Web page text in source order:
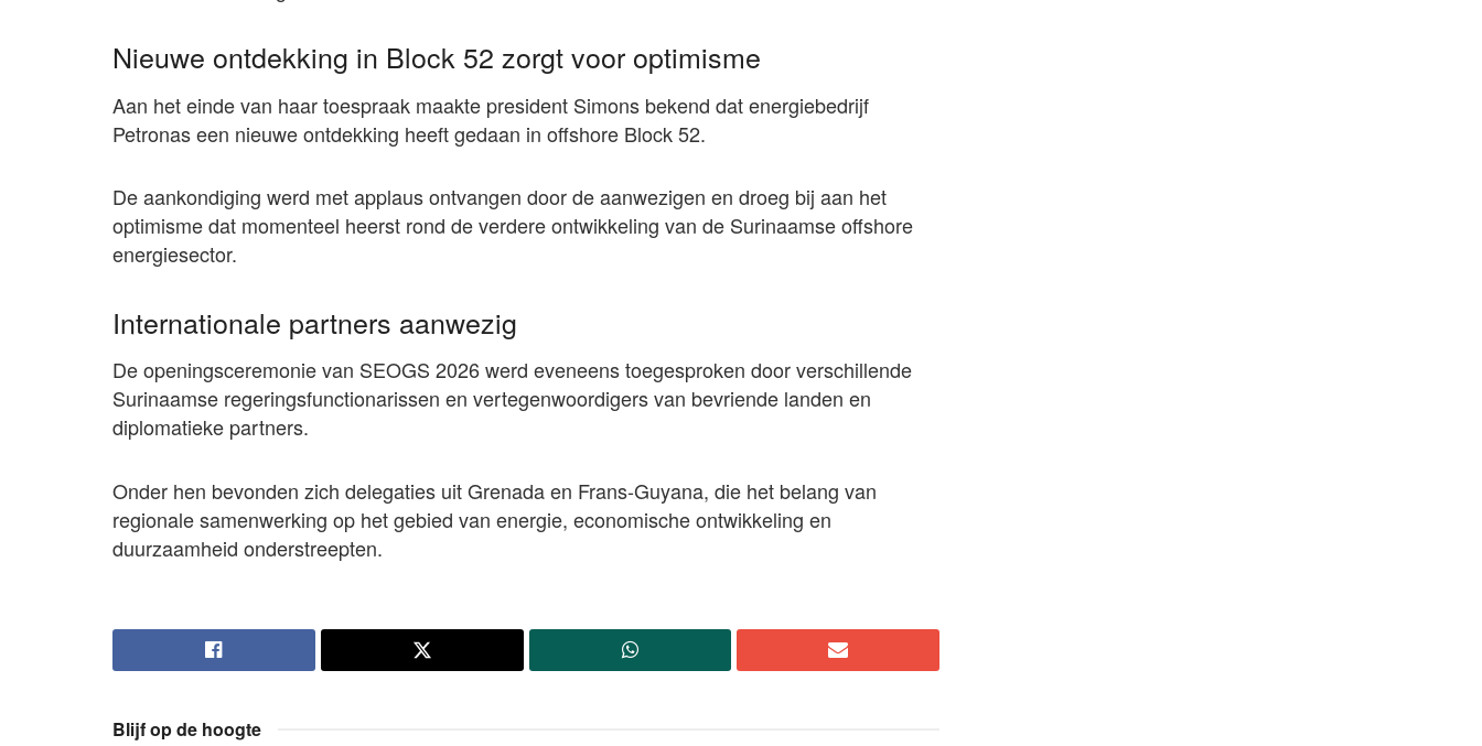
Nieuwe ontdekking in Block 52 zorgt voor optimisme
Aan het einde van haar toespraak maakte president Simons bekend dat energiebedrijf
Petronas een nieuwe ontdekking heeft gedaan in offshore Block 52.
De aankondiging werd met applaus ontvangen door de aanwezigen en droeg bij aan het
optimisme dat momenteel heerst rond de verdere ontwikkeling van de Surinaamse offshore
energiesector.
Internationale partners aanwezig
De openingsceremonie van SEOGS 2026 werd eveneens toegesproken door verschillende
Surinaamse regeringsfunctionarissen en vertegenwoordigers van bevriende landen en
diplomatieke partners.
Onder hen bevonden zich delegaties uit Grenada en Frans-Guyana, die het belang van
regionale samenwerking op het gebied van energie, economische ontwikkeling en
duurzaamheid onderstreepten.
Blijf op de hoogte